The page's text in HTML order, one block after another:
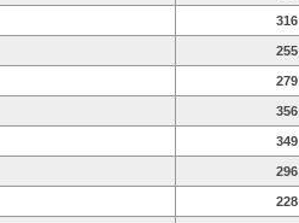
316
255
279
356
349
296
228